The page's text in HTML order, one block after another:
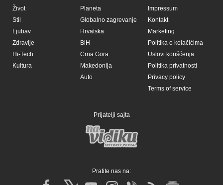
Život
Stil
Ljubav
Zdravlje
Hi-Tech
Kultura
Planeta
Globalno zagrevanje
Hrvatska
BiH
Crna Gora
Makedonija
Auto
Impressum
Kontakt
Marketing
Politika o kolačićima
Uslovi korišćenja
Politika privatnosti
Privacy policy
Terms of service
Prijatelji sajta
Pratite nas na: